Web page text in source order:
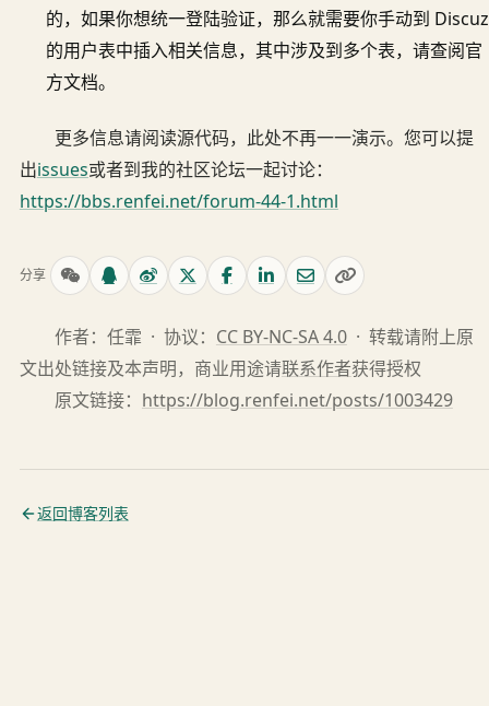
的，如果你想统一登陆验证，那么就需要你手动到 Discuz
的用户表中插入相关信息，其中涉及到多个表，请查阅官
方文档。
更多信息请阅读源代码，此处不再一一演示。您可以提
出issues或者到我的社区论坛一起讨论：
https://bbs.renfei.net/forum-44-1.html
分享
作者：任霏 · 协议： CC BY-NC-SA 4.0· 转载请附上原
文出处链接及本声明，商业用途请联系作者获得授权
原文链接： https://blog.renfei.net/posts/1003429
返回博客列表